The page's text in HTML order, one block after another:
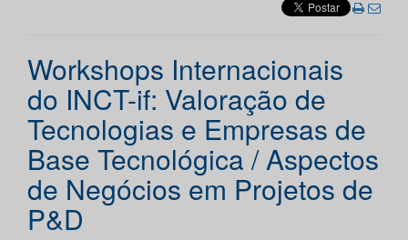
Workshops Internacionais
do INCT-if: Valoração de
Tecnologias e Empresas de
Base Tecnológica / Aspectos
de Negócios em Projetos de
P&D